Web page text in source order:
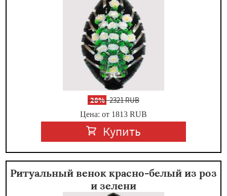
-28%2321 RUB
Цена: от 1813 RUB
Купить
Ритуальный венок красно-белый из роз
и зелени